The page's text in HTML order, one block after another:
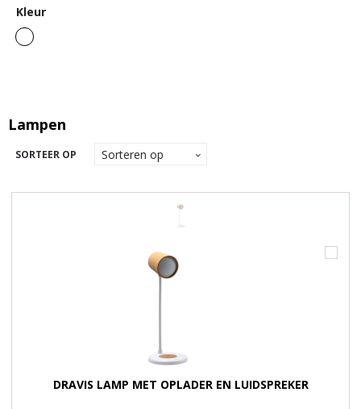
Kleur
Lampen
SORTEER OP
DRAVIS LAMP MET OPLADER EN LUIDSPREKER